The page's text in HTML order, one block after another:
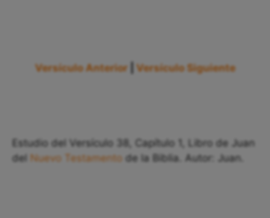
Versículo Anterior Versículo Siguiente
Estudio del Versículo 38, Capítulo 1, Libro de Juan
del Nuevo Testamento de la Biblia. Autor: Juan.